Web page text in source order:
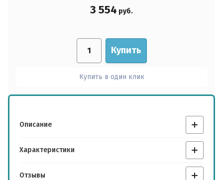
3 554 руб.
Купить
Купить в один клик
Описание
Характеристики
Отзывы